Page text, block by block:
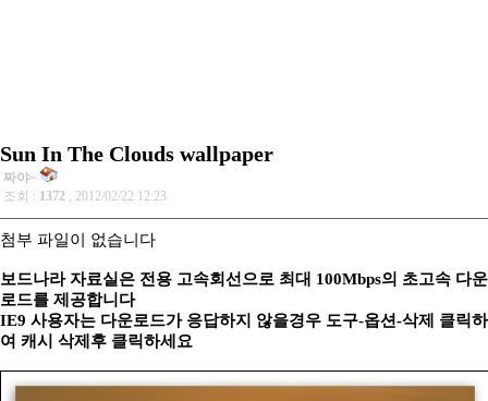
Sun In The Clouds wallpaper
짜야~
조회 : 1372 , 2012/02/22 12:23
첨부 파일이 없습니다
보드나라 자료실은 전용 고속회선으로 최대 100Mbps의 초고속 다운
로드를 제공합니다
IE9 사용자는 다운로드가 응답하지 않을경우 도구-옵션-삭제 클릭하
여 캐시 삭제후 클릭하세요